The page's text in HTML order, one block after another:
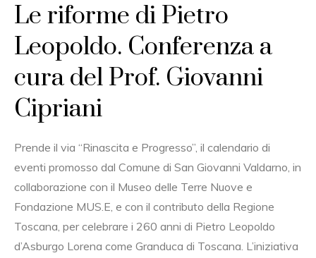
Le riforme di Pietro
Leopoldo. Conferenza a
cura del Prof. Giovanni
Cipriani
Prende il via “Rinascita e Progresso”, il calendario di
eventi promosso dal Comune di San Giovanni Valdarno, in
collaborazione con il Museo delle Terre Nuove e
Fondazione MUS.E, e con il contributo della Regione
Toscana, per celebrare i 260 anni di Pietro Leopoldo
d’Asburgo Lorena come Granduca di Toscana. L’iniziativa